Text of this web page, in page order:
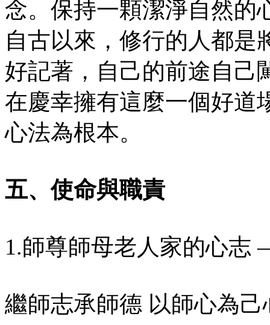
念。保持一顆潔淨自然的
自古以來，修行的人都是
好記著，自己的前途自己
在慶幸擁有這麼一個好道
心法為根本。
五、使命與職責
1.師尊師母老人家的心
繼師志承師德 以師心為